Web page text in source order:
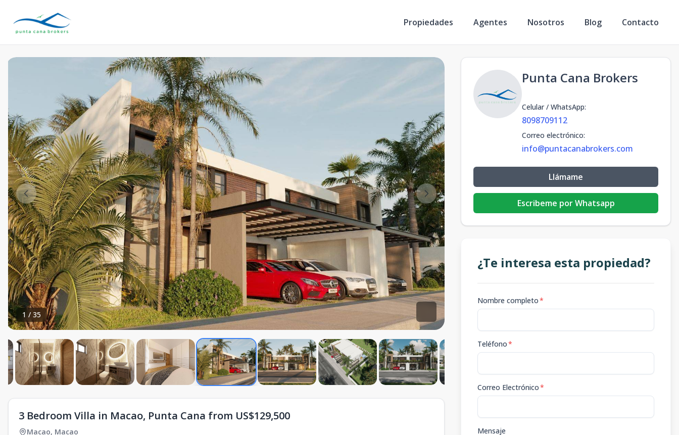
Propiedades Agentes Nosotros Blog Contacto
1 / 35
3 Bedroom Villa in Macao, Punta Cana from US$129,500
Macao, Macao
Punta Cana Brokers
Celular / WhatsApp:
8098709112
Correo electrónico:
info@puntacanabrokers.com
Llámame
Escribeme por Whatsapp
¿Te interesa esta propiedad?
Nombre completo*
Teléfono*
Correo Electrónico*
Mensaje